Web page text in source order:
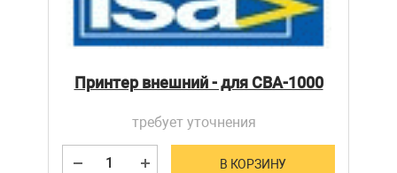
Принтер внешний - для CBA-1000
требует уточнения
В КОРЗИНУ